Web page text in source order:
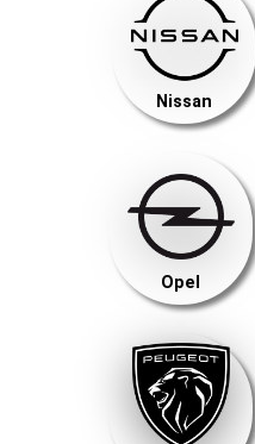
Nissan
Opel